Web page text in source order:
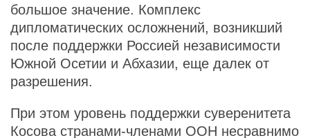
большое значение. Комплекс
дипломатических осложнений, возникший
после поддержки Россией независимости
Южной Осетии и Абхазии, еще далек от
разрешения.
При этом уровень поддержки суверенитета
Косова странами-членами ООН несравнимо